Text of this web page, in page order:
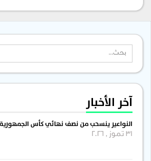
آخر الأخبار
النواعير ينسحب من نصف نهائي كأس الجمهورية
31 تموز , 2026